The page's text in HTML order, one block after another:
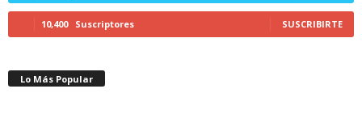
10,400 Suscriptores SUSCRIBIRTE
Lo Más Popular